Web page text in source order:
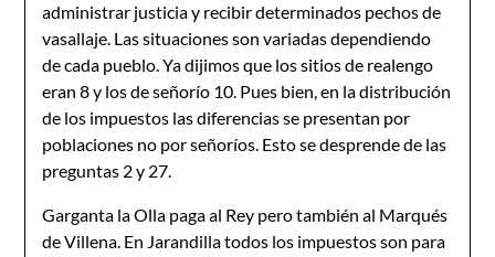
administrar justicia y recibir determinados pechos de
vasallaje. Las situaciones son variadas dependiendo
de cada pueblo. Ya dijimos que los sitios de realengo
eran 8 y los de señorío 10. Pues bien, en la distribución
de los impuestos las diferencias se presentan por
poblaciones no por señoríos. Esto se desprende de las
preguntas 2 y 27.
Garganta la Olla paga al Rey pero también al Marqués
de Villena. En Jarandilla todos los impuestos son para